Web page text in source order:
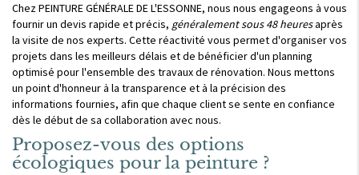
Chez PEINTURE GÉNÉRALE DE L'ESSONNE, nous nous engageons à vous
fournir un devis rapide et précis, généralement sous 48 heuresaprès
la visite de nos experts. Cette réactivité vous permet d'organiser vos
projets dans les meilleurs délais et de bénéficier d'un planning
optimisé pour l'ensemble des travaux de rénovation. Nous mettons
un point d'honneur à la transparence et à la précision des
informations fournies, afin que chaque client se sente en confiance
dès le début de sa collaboration avec nous.
Proposez-vous des options
écologiques pour la peinture ?